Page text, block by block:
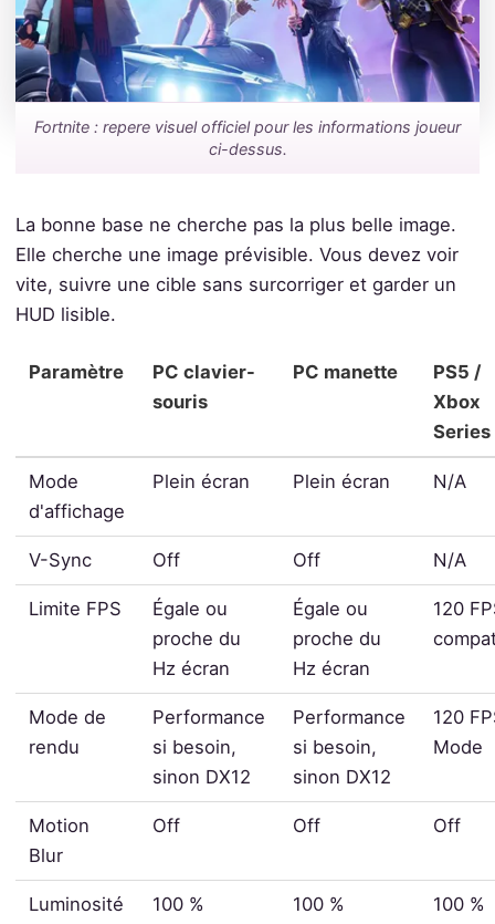
Fortnite : repere visuel officiel pour les informations joueur
ci-dessus.
La bonne base ne cherche pas la plus belle image.
Elle cherche une image prévisible. Vous devez voir
vite, suivre une cible sans surcorriger et garder un
HUD lisible.
Paramètre
PC clavier-
souris
PC manette
PS5 /
Xbox
Series
Mode
d'affichage
Plein écran Plein écran N/A
V-Sync Off Off N/A
Limite FPS
Égale ou
proche du
Hz écran
Égale ou
proche du
Hz écran
120
Mode de
rendu
Performance
si besoin,
sinon DX12
Performance
si besoin,
sinon DX12
120
Mode
Motion
Blur
Off Off Off
Luminosité
100 %
100 %
100 %